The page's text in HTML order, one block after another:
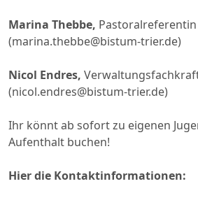
Marina Thebbe, Pastoralreferentin
(marina.thebbe@bistum-trier.de)
Nicol Endres,
(nicol.endres@bistum-trier.de)
Ihr könnt ab sofort zu eigenen
Aufenthalt buchen!
Hier die Kontaktinformationen: